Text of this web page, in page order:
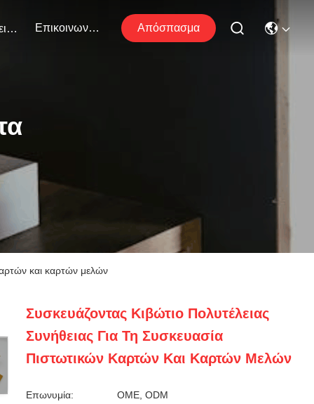
Εκδηλώσεις Επικοινωνήστε Μαζί Μας Απόσπασμα
και καρτών μελών
Συσκευάζοντας Κιβώτιο Πολυτέλειας
Συνήθειας Για Τη Συσκευασία
Πιστωτικών Καρτών Και Καρτών Μελών
Επωνυμία: OME, ODM